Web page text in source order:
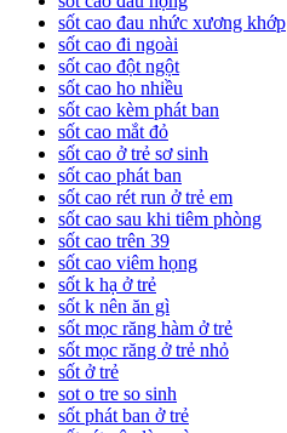
sốt cao đau nhức xương khớp
sốt cao đi ngoài
sốt cao đột ngột
sốt cao ho nhiều
sốt cao kèm phát ban
sốt cao mắt đỏ
sốt cao ở trẻ sơ sinh
sốt cao phát ban
sốt cao rét run ở trẻ em
sốt cao sau khi tiêm phòng
sốt cao trên 39
sốt cao viêm họng
sốt k hạ ở trẻ
sốt k nên ăn gì
sốt mọc răng hàm ở trẻ
sốt mọc răng ở trẻ nhỏ
sốt ở trẻ
sot o tre so sinh
sốt phát ban ở trẻ